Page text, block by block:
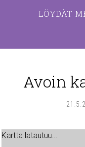
LÖYDÄT
Avoin
Kartta latautuu...